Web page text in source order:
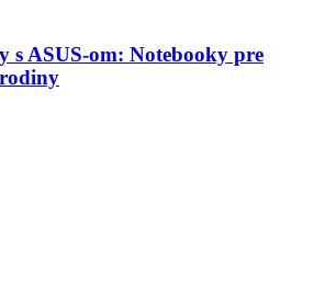
s ASUS-om: Notebooky pre